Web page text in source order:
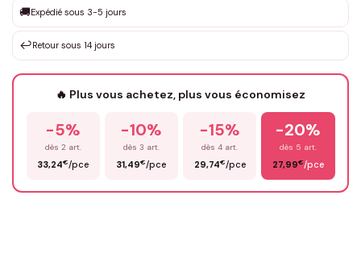
Votre texte / idée*
Prénom*
🚚Expédié sous 3-5 jours
↩️Retour sous 14 jours
🔥 Plus vous achetez, plus vous économisez
-5%
dès 2 art.
33,24€/pce
-10%
dès 3 art.
31,49€/pce
-15%
dès 4 art.
29,74€/pce
-20%
dès 5 art.
27,99€/pce